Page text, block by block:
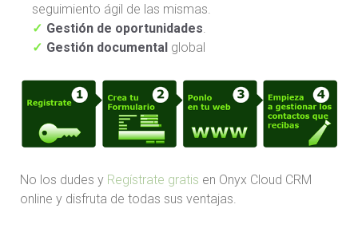
seguimiento ágil de las mismas.
Gestión de oportunidades
Gestión documental global
No los dudes y Regístrate gratis en Onyx Cloud CRM
online y disfruta de todas sus ventajas.